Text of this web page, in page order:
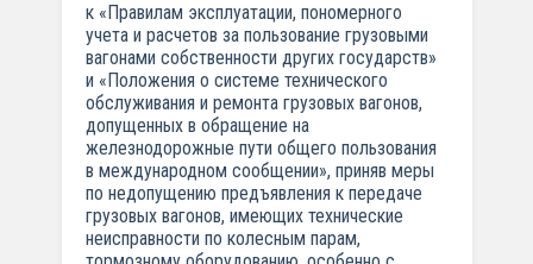
к «Правилам эксплуатации, пономерного
учета и расчетов за пользование грузовыми
вагонами собственности других государств»
и «Положения о системе технического
обслуживания и ремонта грузовых вагонов,
допущенных в обращение на
железнодорожные пути общего пользования
в международном сообщении», приняв меры
по недопущению предъявления к передаче
грузовых вагонов, имеющих технические
неисправности по колесным парам,